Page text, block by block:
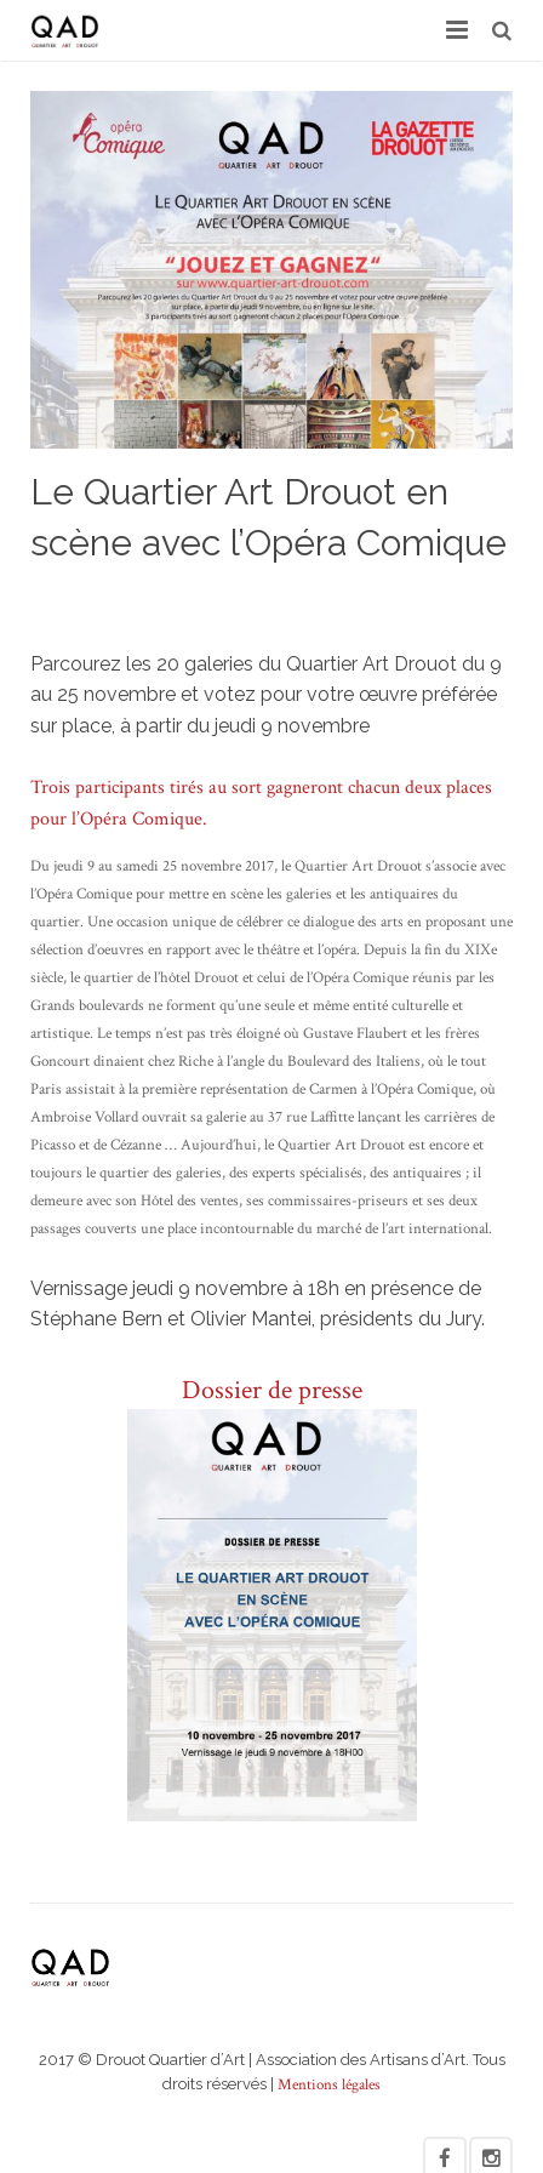
GALERIES & EXPERTS
ACTUALITÉS
PRESSE
PARTENAIRES
EXPERTISE EN LIGNE
CONTACT
Le Quartier Art Drouot en
scène avec l’Opéra Comique
Parcourez les 20 galeries du Quartier Art Drouot du 9
au 25 novembre et votez pour votre œuvre préférée
sur place, à partir du jeudi 9 novembre
Trois participants tirés au sort gagneront chacun deux places
pour l’Opéra Comique.
Du jeudi 9 au samedi 25 novembre 2017, le Quartier Art Drouot s’associe avec
l’Opéra Comique pour mettre en scène les galeries et les antiquaires du
quartier. Une occasion unique de célébrer ce dialogue des arts en proposant une
sélection d’oeuvres en rapport avec le théâtre et l’opéra. Depuis la fin du XIXe
siècle, le quartier de l’hôtel Drouot et celui de l’Opéra Comique réunis par les
Grands boulevards ne forment qu’une seule et même entité culturelle et
artistique. Le temps n’est pas très éloigné où Gustave Flaubert et les frères
Goncourt dinaient chez Riche à l’angle du Boulevard des Italiens, où le tout
Paris assistait à la première représentation de Carmen à l’Opéra Comique, où
Ambroise Vollard ouvrait sa galerie au 37 rue Laffitte lançant les carrières de
Picasso et de Cézanne … Aujourd’hui, le Quartier Art Drouot est encore et
toujours le quartier des galeries, des experts spécialisés, des antiquaires ; il
demeure avec son Hôtel des ventes, ses commissaires-priseurs et ses deux
passages couverts une place incontournable du marché de l’art international.
Vernissage jeudi 9 novembre à 18h en présence de
Stéphane Bern et Olivier Mantei, présidents du Jury.
Dossier de presse
2017 © Drouot Quartier d’Art | Association des Artisans d’Art. Tous
droits réservés | Mentions légales